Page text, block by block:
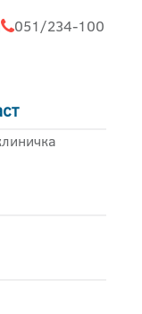
051/234-100